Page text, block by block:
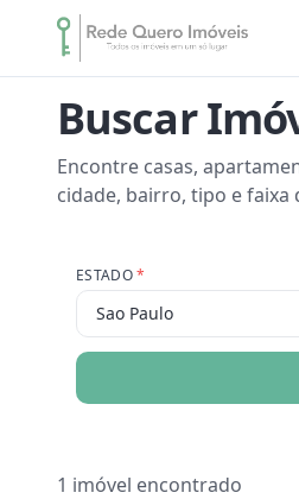
Buscar
Encontre casas,
cidade, bairro, tipo e faixa
ESTADO*
Sao Paulo
1 imóvel encontrado